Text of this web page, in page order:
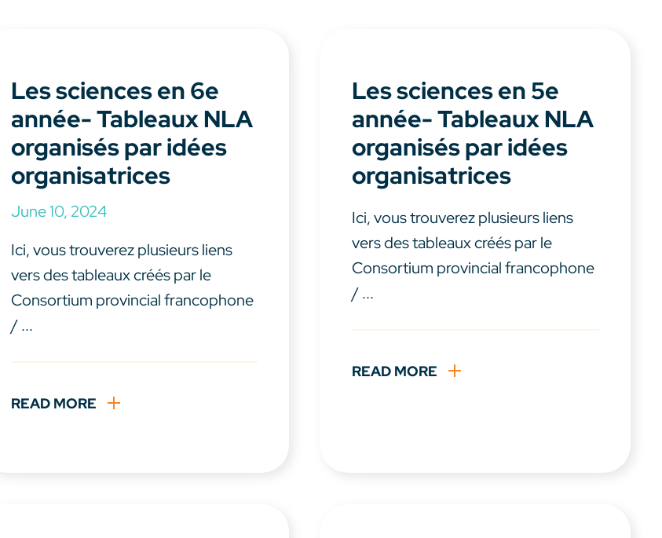
Les sciences en 6e
année- Tableaux NLA
organisés par idées
organisatrices
June 10, 2024
Ici, vous trouverez plusieurs liens
vers des tableaux créés par le
Consortium provincial francophone
/ ...
READ MORE
Les sciences en 5e
année- Tableaux NLA
organisés par idées
organisatrices
Ici, vous trouverez plusieurs liens
vers des tableaux créés par le
Consortium provincial francophone
/ ...
READ MORE